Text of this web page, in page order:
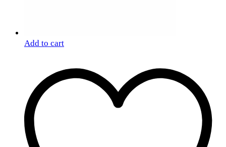
Add to cart